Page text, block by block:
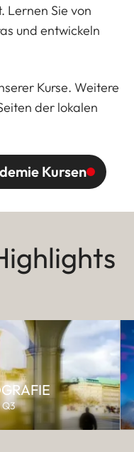
Lernen Sie von
und entwickeln
Kurse. Weitere
der lokalen
Kursen